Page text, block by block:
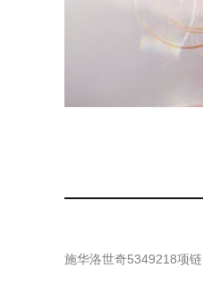
施华洛世奇5349218项链